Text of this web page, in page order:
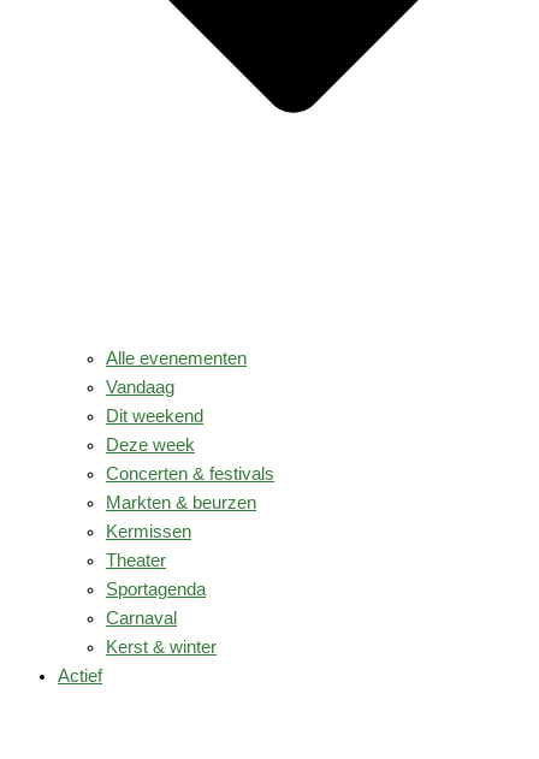
Alle evenementen
Vandaag
Dit weekend
Deze week
Concerten & festivals
Markten & beurzen
Kermissen
Theater
Sportagenda
Carnaval
Kerst & winter
Actief